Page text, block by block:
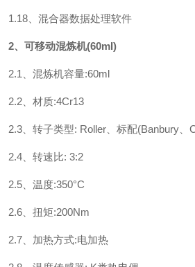
1.18、混合器数据处理软件
2、可移动混炼机(60mI)
2.1、混炼机容量:60ml
2.2、材质:4Cr13
2.3、转子类型: Roller、标配(Banbury、
2.4、转速比: 3:2
2.5、温度:350°C
2.6、扭矩:200Nm
2.7、加热方式:电加热